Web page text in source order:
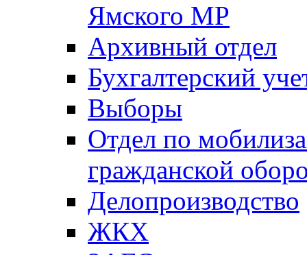
Ямского МР
Архивный отдел
Бухгалтерский
Выборы
Отдел по
гражданской
Делопроизводство
ЖКХ